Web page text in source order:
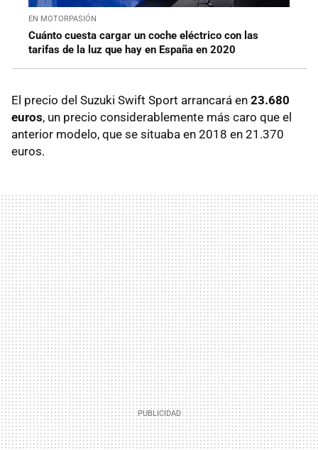
EN MOTORPASIÓN
Cuánto cuesta cargar un coche eléctrico con las
tarifas de la luz que hay en España en 2020
El precio del Suzuki Swift Sport arrancará en 23.680
euros, un precio considerablemente más caro que el
anterior modelo, que se situaba en 2018 en 21.370
euros.